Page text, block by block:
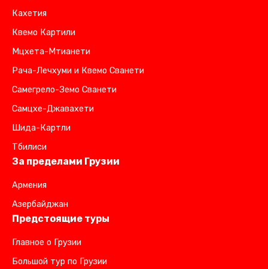
Кахетия
Квемо Картили
Мцхета-Мтианети
Рача-Лечхуми и Квемо Сванети
Самегрело-Земо Сванети
Самцхе-Джавахети
Шида-Картли
Тбилиси
За пределами Грузии
Армения
Азербайджан
Предстоящие туры
Главное о Грузии
Большой тур по Грузии